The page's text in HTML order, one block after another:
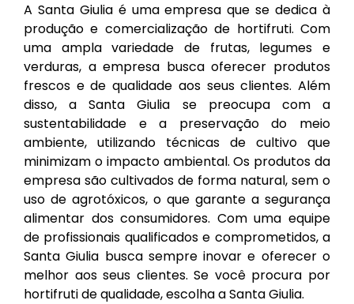
A Santa Giulia é uma empresa que se dedica à
produção e comercialização de hortifruti. Com
uma ampla variedade de frutas, legumes e
verduras, a empresa busca oferecer produtos
frescos e de qualidade aos seus clientes. Além
disso, a Santa Giulia se preocupa com a
sustentabilidade e a preservação do meio
ambiente, utilizando técnicas de cultivo que
minimizam o impacto ambiental. Os produtos da
empresa são cultivados de forma natural, sem o
uso de agrotóxicos, o que garante a segurança
alimentar dos consumidores. Com uma equipe
de profissionais qualificados e comprometidos, a
Santa Giulia busca sempre inovar e oferecer o
melhor aos seus clientes. Se você procura por
hortifruti de qualidade, escolha a Santa Giulia.